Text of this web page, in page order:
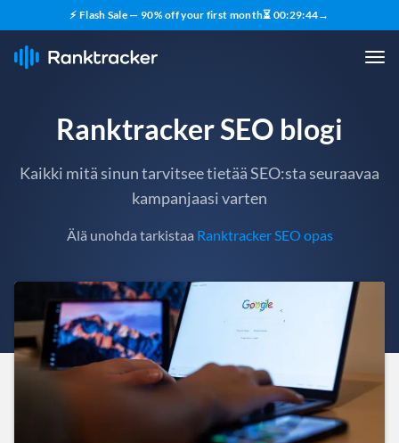
⚡ Flash Sale — 90% off your first month⏳ 00:29:43→
Ranktracker SEO blogi
Kaikki mitä sinun tarvitsee tietää SEO:sta seuraavaa
kampanjaasi varten
Älä unohda tarkistaa Ranktracker SEO opas